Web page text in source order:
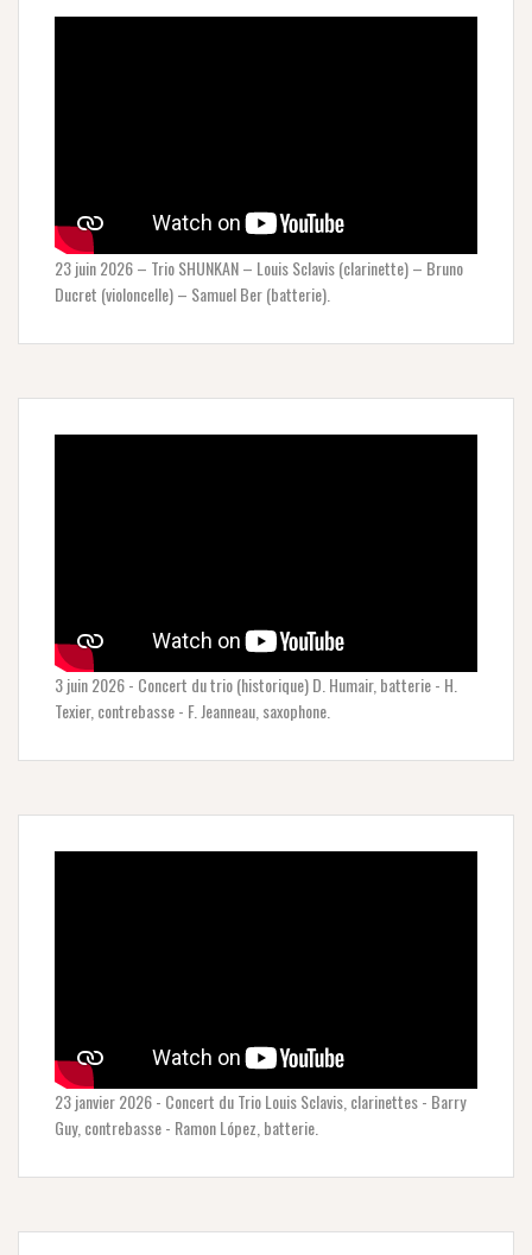
23 juin 2026 – Trio SHUNKAN – Louis Sclavis (clarinette) – Bruno
Ducret (violoncelle) – Samuel Ber (batterie).
3 juin 2026 - Concert du trio (historique) D. Humair, batterie - H.
Texier, contrebasse - F. Jeanneau, saxophone.
23 janvier 2026 - Concert du Trio Louis Sclavis, clarinettes - Barry
Guy, contrebasse - Ramon López, batterie.